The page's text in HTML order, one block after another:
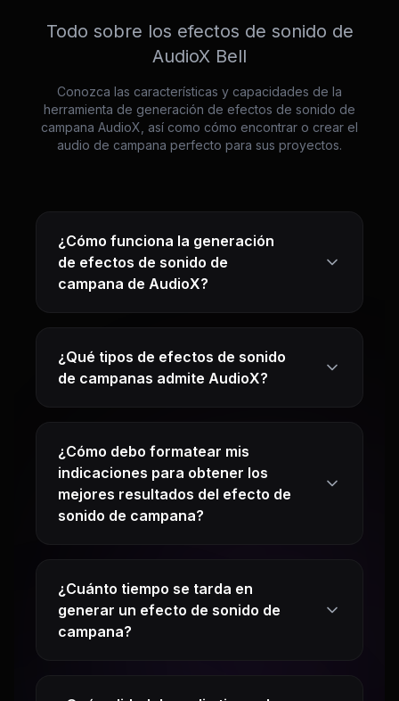
Todo sobre los efectos de sonido de
AudioX Bell
Conozca las características y capacidades de la
herramienta de generación de efectos de sonido de
campana AudioX, así como cómo encontrar o crear el
audio de campana perfecto para sus proyectos.
¿Cómo funciona la generación
de efectos de sonido de
campana de AudioX?
¿Qué tipos de efectos de sonido
de campanas admite AudioX?
¿Cómo debo formatear mis
indicaciones para obtener los
mejores resultados del efecto de
sonido de campana?
¿Cuánto tiempo se tarda en
generar un efecto de sonido de
campana?